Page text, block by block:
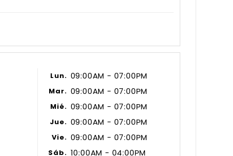
Lun. 09:00AM - 07:00PM
Mar. 09:00AM - 07:00PM
Mié. 09:00AM - 07:00PM
Jue. 09:00AM - 07:00PM
Vie. 09:00AM - 07:00PM
Sáb. 10:00AM - 04:00PM